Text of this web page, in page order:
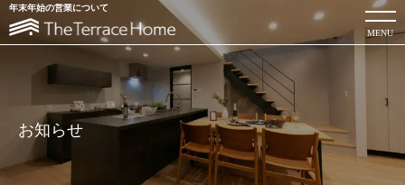
年末年始の営業について
MENU
お知らせ
ローコスト注文住宅を建てるならThe Terrace Home
お問い合わせ